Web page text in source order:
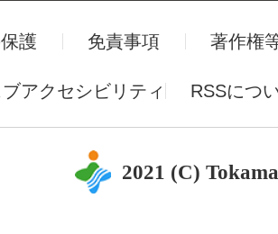
護 免責事項 著作権
アクセシビリティ RSSにつ
2021 (C)